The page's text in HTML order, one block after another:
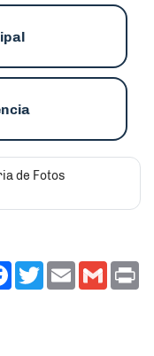
de Fotos
Facebook
Twitter
Email